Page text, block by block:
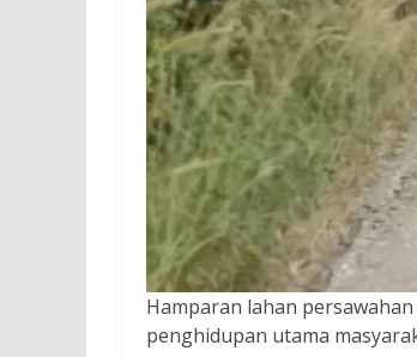
Hamparan lahan
penghidupan utama